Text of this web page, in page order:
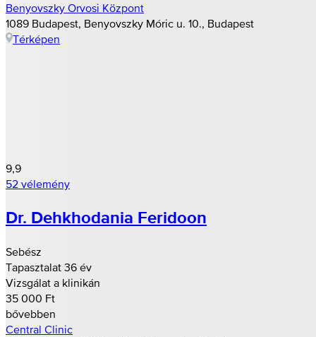
Benyovszky Orvosi Központ
1089 Budapest, Benyovszky Móric u. 10., Budapest
Térképen
9,9
52 vélemény
Dr. Dehkhodania Feridoon
Sebész
Tapasztalat 36 év
Vizsgálat a klinikán
35 000 Ft
bővebben
Central Clinic